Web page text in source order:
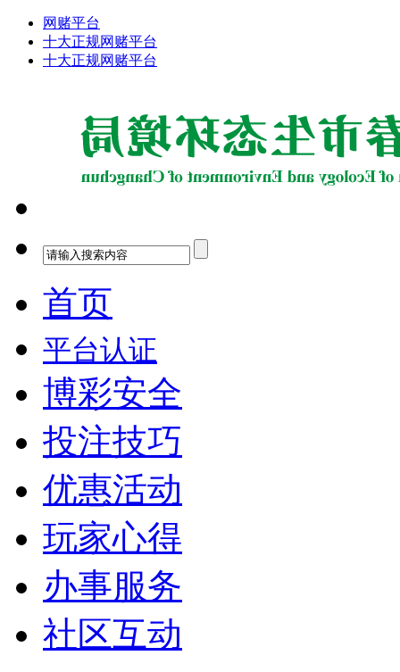
网赌平台
十大正规网赌平台
十大正规网赌平台
首页
平台认证
博彩安全
投注技巧
优惠活动
玩家心得
办事服务
社区互动